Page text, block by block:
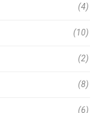
(4)
(10)
(2)
(8)
(6)